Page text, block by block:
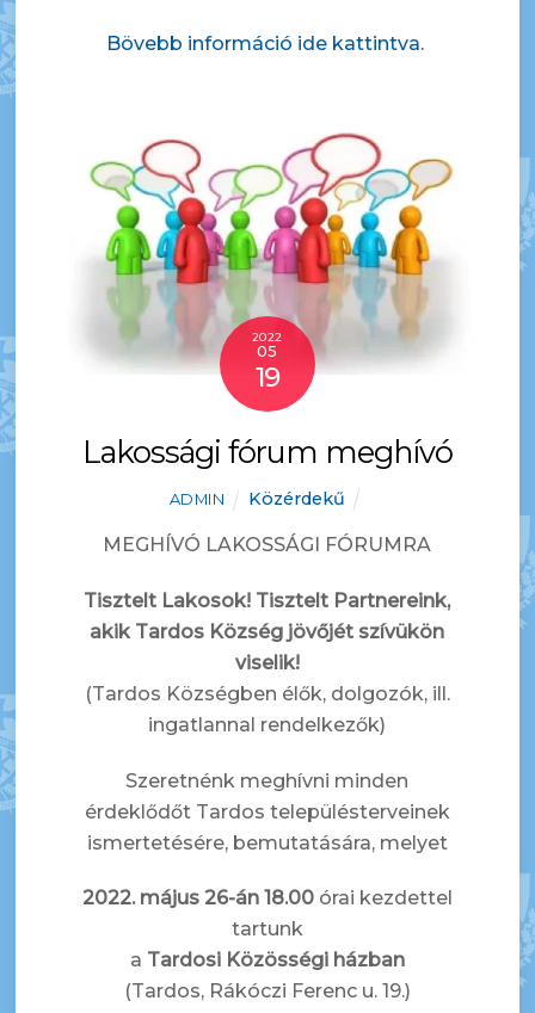
Bövebb információ ide kattintva.
2022
05
19
Lakossági fórum meghívó
ADMIN Közérdekű
MEGHÍVÓ LAKOSSÁGI FÓRUMRA
Tisztelt Lakosok! Tisztelt Partnereink,
akik Tardos Község jövőjét szívükön
viselik!
(Tardos Községben élők, dolgozók, ill.
ingatlannal rendelkezők)
Szeretnénk meghívni minden
érdeklődőt Tardos településterveinek
ismertetésére, bemutatására, melyet
2022. május 26-án 18.00órai kezdettel
tartunk
a Tardosi Közösségi házban
(Tardos, Rákóczi Ferenc u. 19.)